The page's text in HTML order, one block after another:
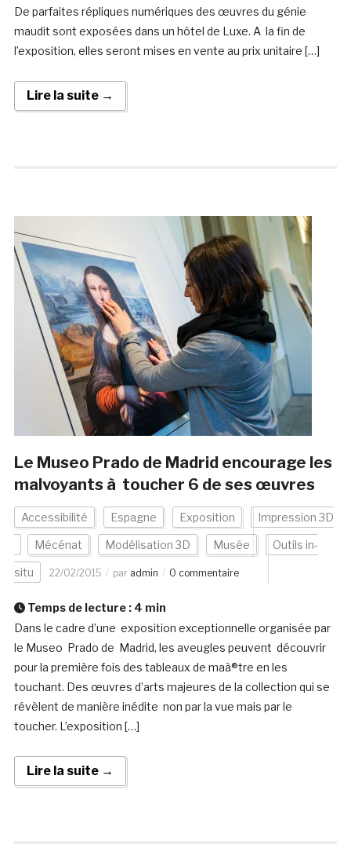
De parfaites répliques numériques des œuvres du génie
maudit sont exposées dans un hôtel de Luxe. A la fin de
l’exposition, elles seront mises en vente au prix unitaire […]
Lire la suite →
Le Museo Prado de Madrid encourage les
malvoyants à toucher 6 de ses œuvres
Accessibilité Espagne Exposition Impression 3D
Mécénat Modélisation 3D Musée Outils in-
situ 22/02/2015 par admin 0 commentaire
Temps de lecture : 4 min
Dans le cadre d’une exposition exceptionnelle organisée par
le Museo Prado de Madrid, les aveugles peuvent découvrir
pour la première fois des tableaux de maà®tre en les
touchant. Des œuvres d’arts majeures de la collection qui se
révèlent de manière inédite non par la vue mais par le
toucher. L’exposition […]
Lire la suite →